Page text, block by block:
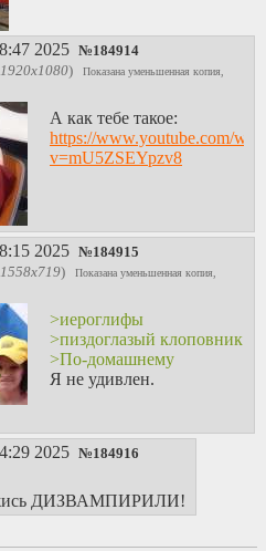
2025 №184914
)
Показана уменьшенная копия,
А как тебе такое:
https://www.youtube.com/
v=mU5ZSEYpzv8
2025 №184915
)
Показана уменьшенная копия,
>иероглифы
>пиздоглазый клоповник
>По-домашнему
Я не удивлен.
2025 №184916
ДИЗВАМПИРИЛИ!